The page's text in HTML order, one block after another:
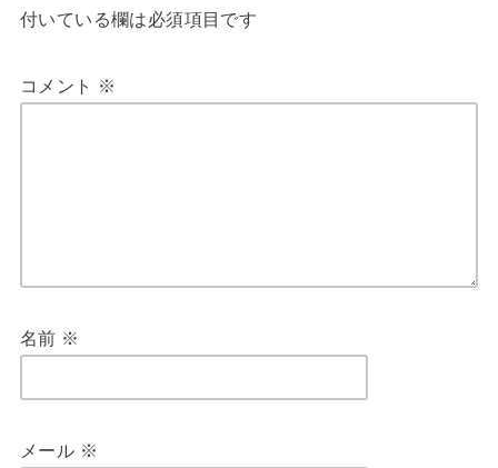
付いている欄は必須項目です
コメント ※
名前 ※
メール ※